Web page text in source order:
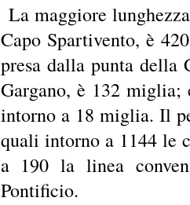
La maggiore
Capo Spartivento, è
presa dalla punta
Gargano, è 132
intorno a 18 miglia. Il
quali intorno a 1144 le
a 190 la linea
Pontificio.